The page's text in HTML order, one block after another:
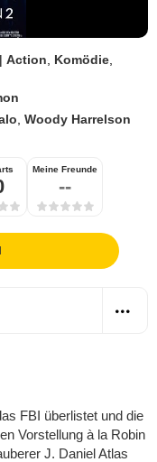
| Action Komödie
Woody Harrelson
Meine Freunde
--
FBI überlistet und die
Vorstellung à la Robin
J. Daniel Atlas